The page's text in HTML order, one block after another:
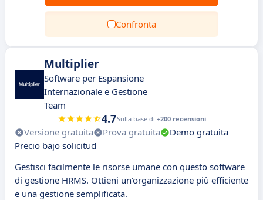
Confronta
Multiplier
Software per Espansione
Internazionale e Gestione
Team
4.7Sulla base di +200 recensioni
Versione gratuita Prova gratuita
Demo gratuita
Precio bajo solicitud
Gestisci facilmente le risorse umane con questo software
di gestione HRMS. Ottieni un'organizzazione più efficiente
e una gestione semplificata.